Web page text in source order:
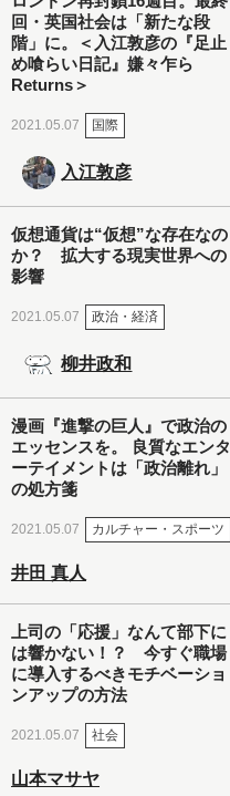
回・英国社会は「新たな段
階」に。＜入江敦彦の『足止
め喰らい日記』嫌々乍ら
Returns＞
2021.05.07 国際
入江敦彦
仮想通貨は“仮想”な存在なの
か？ 拡大する現実世界への
影響
2021.05.07 政治・経済
柳井政和
漫画『進撃の巨人』で政治の
エッセンスを。 良質なエンタ
ーテイメントは「政治離れ」
の処方箋
2021.05.07 カルチャー・スポーツ
井田 真人
上司の「応援」なんて部下に
は響かない！？ 今すぐ職場
に導入するべきモチベーショ
ンアップの方法
2021.05.07 社会
山本マサヤ